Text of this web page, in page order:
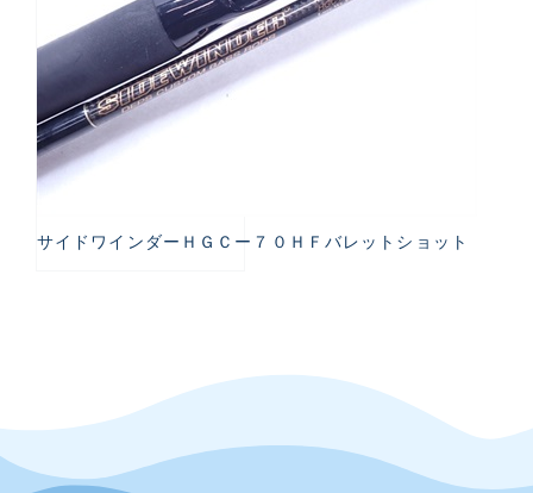
サイドワインダーＨＧＣー７０ＨＦバレットショット